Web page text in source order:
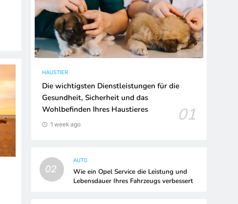
HAUSTIER
Die wichtigsten Dienstleistungen für die
Gesundheit, Sicherheit und das
Wohlbefinden Ihres Haustieres
01
1 week ago
02
AUTO
Wie ein Opel Service die Leistung und
Lebensdauer Ihres Fahrzeugs verbessert